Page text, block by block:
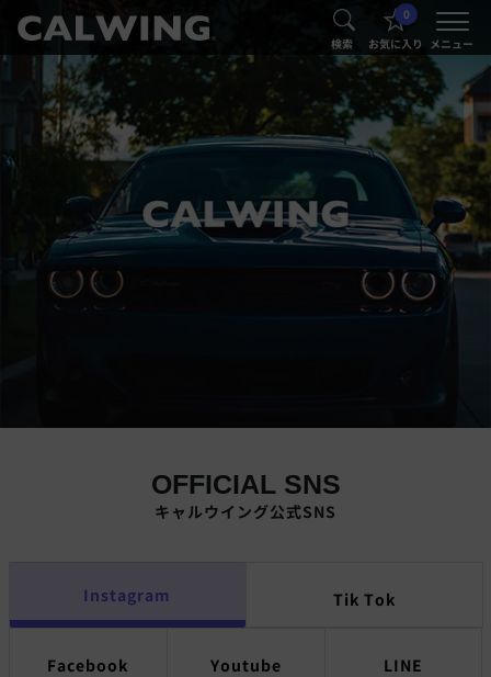
® 検索
0
お気に入り メニュー
®
OFFICIAL SNS
キャルウイング公式SNS
Instagram Tik Tok
Facebook Youtube LINE